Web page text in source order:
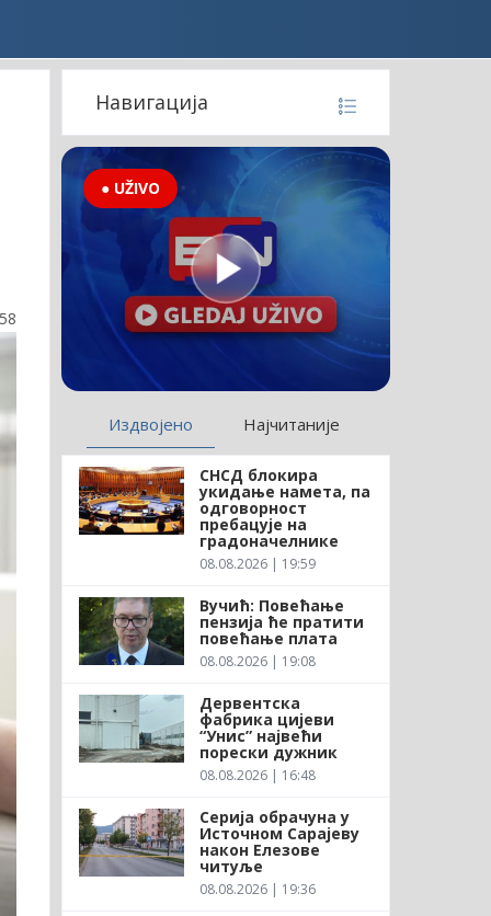
Навигација
● UŽIVO
Издвојено Најчитаније
СНСД блокира
укидање намета, па
одговорност
пребацује на
градоначелнике
08.08.2026 | 19:59
Вучић: Повећање
пензија ће пратити
повећање плата
08.08.2026 | 19:08
Дервентска
фабрика цијеви
“Унис” највећи
порески дужник
08.08.2026 | 16:48
Серија обрачуна у
Источном Сарајеву
након Елезове
читуље
08.08.2026 | 19:36